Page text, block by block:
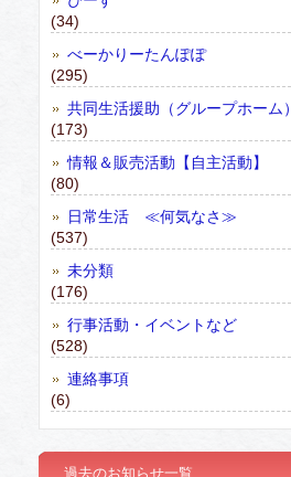
(34)
べーかりーたんぽぽ
(295)
共同生活援助（グループホーム）
(173)
情報＆販売活動【自主活動】
(80)
日常生活 ≪何気なさ≫
(537)
未分類
(176)
行事活動・イベントなど
(528)
連絡事項
(6)
過去のお知らせ一覧